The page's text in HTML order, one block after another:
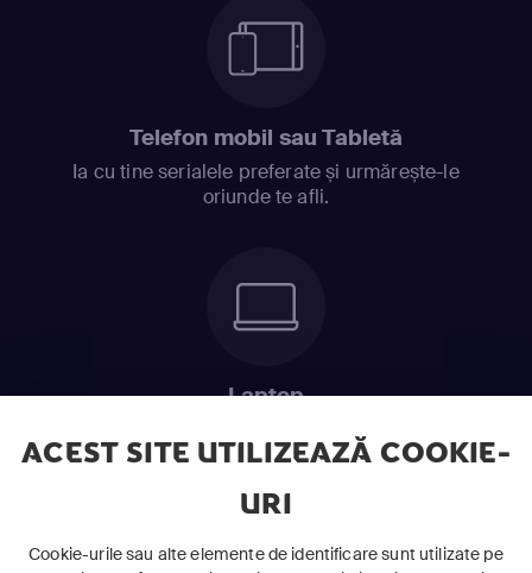
ACEST SITE UTILIZEAZĂ COOKIE-
URI
Cookie-urile sau alte elemente de identificare sunt utilizate pe
Telefon mobil sau Tabletă
Ia cu tine serialele preferate și urmărește-le
oriunde te afli.
Laptop
ABONEAZĂ-TE ACUM